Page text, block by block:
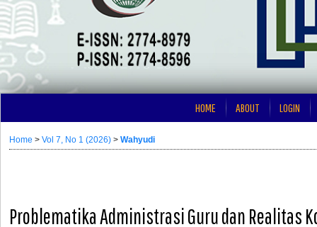
HOME ABOUT LOGIN
Home > Vol 7, No 1 (2026) > Wahyudi
Problematika Administrasi Guru dan Realitas